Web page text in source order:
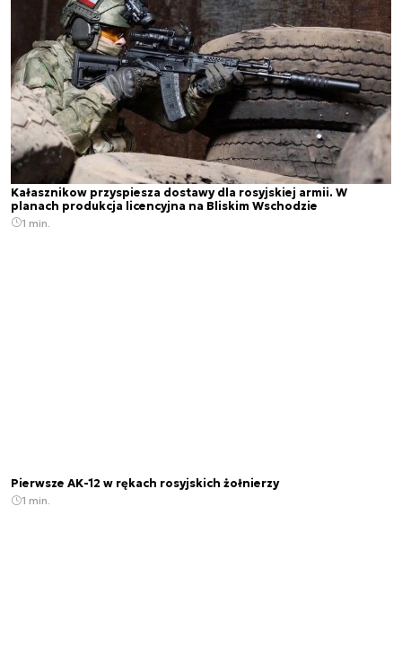
Kałasznikow przyspiesza dostawy dla rosyjskiej armii. W
planach produkcja licencyjna na Bliskim Wschodzie
1 min.
Pierwsze AK-12 w rękach rosyjskich żołnierzy
1 min.